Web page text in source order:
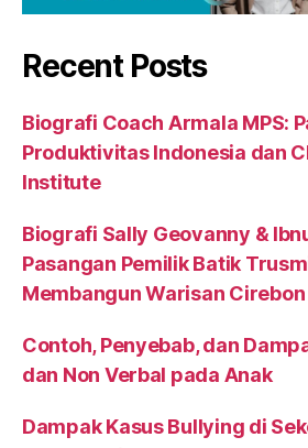
Recent Posts
Biografi Coach Armala MPS:
Produktivitas Indonesia dan
Institute
Biografi Sally Geovanny &
Pasangan Pemilik Batik
Membangun Warisan Cirebon
Contoh, Penyebab, dan
dan Non Verbal pada Anak
Dampak Kasus Bullying di